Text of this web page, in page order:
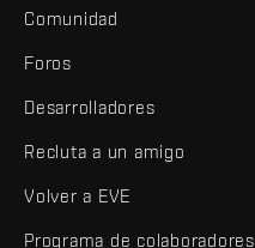
Comunidad
Foros
Desarrolladores
Recluta a un amigo
Volver a EVE
Programa de colaboradores